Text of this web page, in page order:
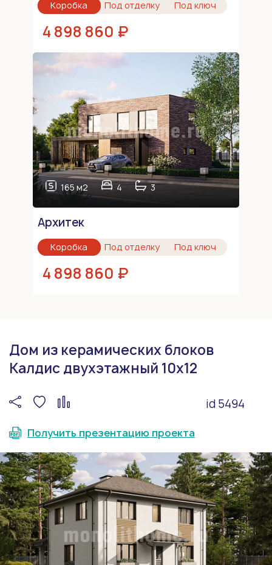
Коробка Под отделку Под ключ
4 898 860 ₽
165 м2 4 3
Архитек
Коробка Под отделку Под ключ
4 898 860 ₽
Дом из керамических блоков
Калдис двухэтажный 10x12
id 5494
Получить презентацию проекта